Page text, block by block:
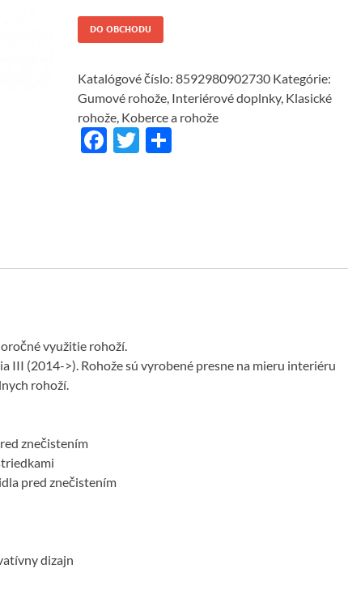
DO OBCHODU
Katalógové číslo:8592980902730 Kategórie:
Gumové rohože Interiérové doplnky, Klasické
rohože Koberce a rohože
F
o
T
využitie rohoží.
III (2014->). Rohože sú vyrobené presne na mieru interiéru
rohoží.
znečistením
pred znečistením
dizajn